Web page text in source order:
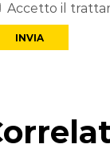
Accetto il